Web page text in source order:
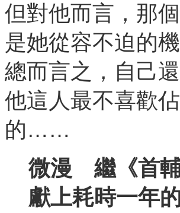
但對他而言，那
是她從容不迫的
總而言之，自己
他這人最不喜歡
的……
微漫 繼《首輔
獻上耗時一年